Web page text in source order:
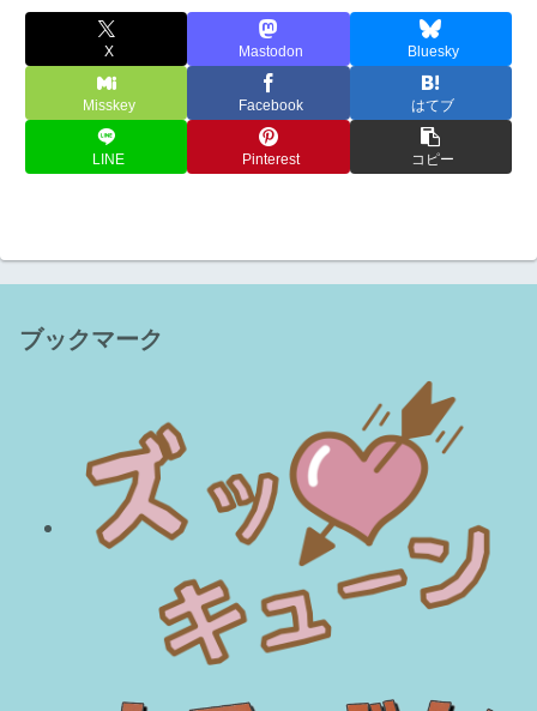
X Mastodon Bluesky
Misskey Facebook はてブ
LINE Pinterest コピー
ブックマーク